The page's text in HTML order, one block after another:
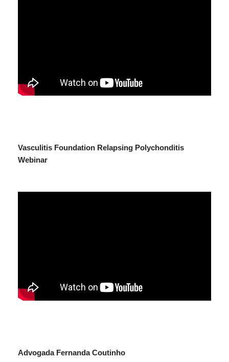
Vasculitis Foundation Relapsing Polychonditis
Webinar
Advogada Fernanda Coutinho